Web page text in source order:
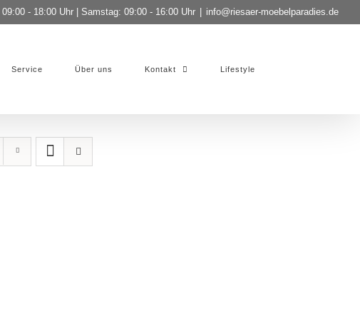
- 18:00 Uhr | Samstag: 09:00 - 16:00 Uhr info@riesaer-moebelparadies.de
Service Über uns Kontakt Lifestyle